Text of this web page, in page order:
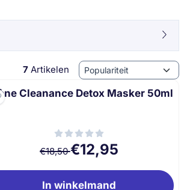
7Artikelen Sorteermethode
Cleanance Detox Masker 50ml
Van 18,50 voor 12,95
€18,50€12,95
In winkelmand